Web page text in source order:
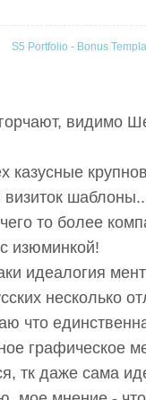
S5 Portfolio - Bonus
видимо
казусные
то более
изюминкой!
идеалогия
несколько
что
графическое
тк даже сама